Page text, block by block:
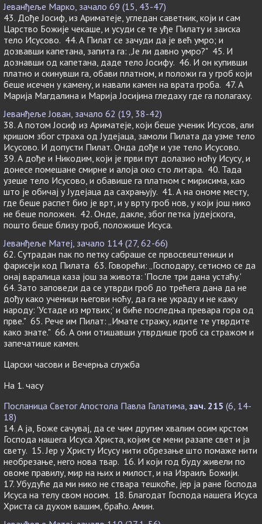
Јеванђеље Марко, зачало 69 (15, 43-47)
43. Дође Јосиф, из Ариматеје, угледан саветник, који и сам
Царство Божије чекаше, и усуди се те уђе Пилату и заиска
тело Исусово. 44. А Пилат се зачуди да је већ умро; и
дозвавши капетана, запита га: „Је ли давно умро?" 45. И
дознавши од капетана, даде тело Јосифу. 46. И он купивши
платно и скинувши га, обави платном, и положи га у гроб који
беше исечен у камену, и навали камен на врата гроба. 47. А
Марија Магдалина и Марија Јосијина гледаху где га полагаху.
Јеванђеље Јован, зачало 62 (19, 38-42)
38. А потом Јосиф из Ариматеје, који беше ученик Исусов, али
кришом због страха од Јудејаца, замоли Пилата да узме тело
Исусово. И допусти Пилат. Онда дође и узе тело Исусово.
39. А дође и Никодим, који је први пут долазио ноћу Исусу, и
донесе помешане смирне и алоја око сто литара. 40. Тада
узеше тело Исусово, и обавише га платном с мирисима, као
што је обичај у Јудејаца да сахрањују. 41. А на ономе месту,
где беше распет био је врт, и у врту гроб нов, у који још нико
не беше положен. 42. Онде, дакле, због петка јудејскога,
пошто беше близу гроб, положише Исуса.
Јеванђеље Матеј, зачало 114 (27, 62-66)
62. Сутрадан пак по петку сабраше се првосвештеници и
фарисеји код Пилата 63. Говорећи: „Господару, сетисмо се да
онај варалица каза још за живота: 'После три дана устаћу.'
64. Зато заповеди да се утврди гроб до трећега дана да не
дођу како ученици његови ноћу, да га не украду и не кажу
народу: 'Устаде из мртвих;' и биће последња превара гора од
прве." 65. Рече им Пилат: „Имате стражу, идите те утврдите
како знате." 66. А они отишавши утврдише гроб са стражом и
запечатише камен.
Царски часови и Вечерња служба
На 1. часу
Посланица Светог Апостола Павла Галатима, зач. 215 (6, 14-
18)
14. А ја, Боже сачувај, да се чим другим хвалим осим крстом
Господа нашега Исуса Христа, којим се мени разапе свет и ја
свету. 15. Јер у Христу Исусу нити обрезање што помаже нити
необрезање, него нова твар. 16. И који год буду живели по
овоме правилу, мир на њих и милост, и на Израиљ Божији.
17. Убудуће да ми нико не ствара тешкоће, јер ја ране Господа
Исуса на телу свом носим. 18. Благодат Господа нашега Исуса
Христа са духом вашим, браћо. Амин.